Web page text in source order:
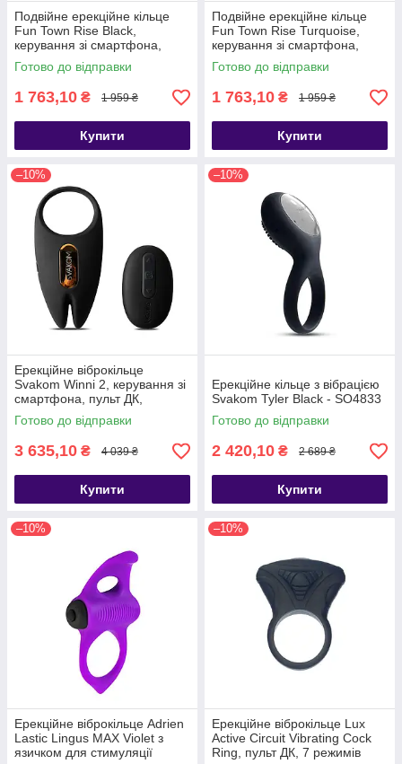
Подвійне ерекційне кільце
Fun Town Rise Black,
керування зі смартфона,
Черный - SO5747
Готово до відправки
1 763,10 ₴ 1 959 ₴
Купити
Подвійне ерекційне кільце
Fun Town Rise Turquoise,
керування зі смартфона,
Зелений - SO5748
Готово до відправки
1 763,10 ₴ 1 959 ₴
Купити
–10%
Ерекційне віброкільце
Svakom Winni 2, керування зі
смартфона, пульт ДК,
Черный/золотистый - SO6372
Готово до відправки
3 635,10 ₴ 4 039 ₴
Купити
–10%
Ерекційне кільце з вібрацією
Svakom Tyler Black - SO4833
Готово до відправки
2 420,10 ₴ 2 689 ₴
Купити
–10%
Ерекційне віброкільце Adrien
Lastic Lingus MAX Violet з
язичком для стимуляції
–10%
Ерекційне віброкільце Lux
Active Circuit Vibrating Cock
Ring, пульт ДК, 7 режимів